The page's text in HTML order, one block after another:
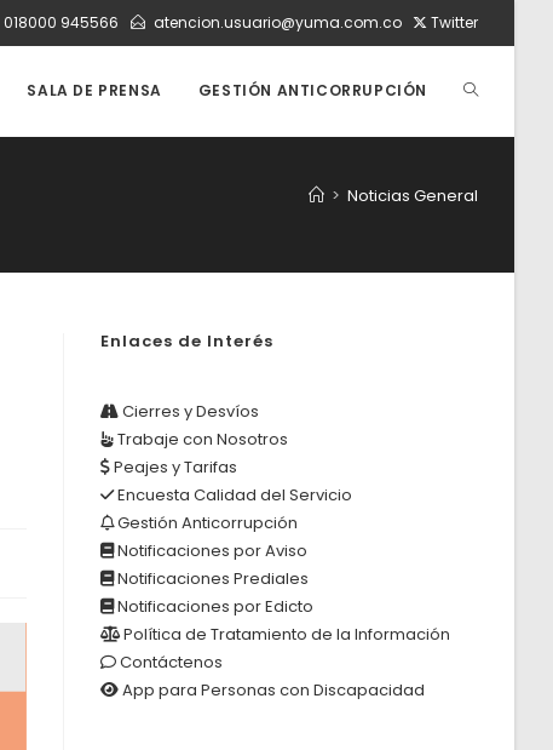
018000 945566 atencion.usuario@yuma.com.co Twitter
SALA DE PRENSA GESTIÓN ANTICORRUPCIÓN ALTERNAR
DE
> Noticias General
Enlaces de Interés
Cierres y Desvíos
Trabaje con Nosotros
Peajes y Tarifas
Encuesta Calidad del Servicio
Gestión Anticorrupción
Notificaciones por Aviso
Notificaciones Prediales
Notificaciones por Edicto
Política de Tratamiento de la Información
Contáctenos
App para Personas con Discapacidad